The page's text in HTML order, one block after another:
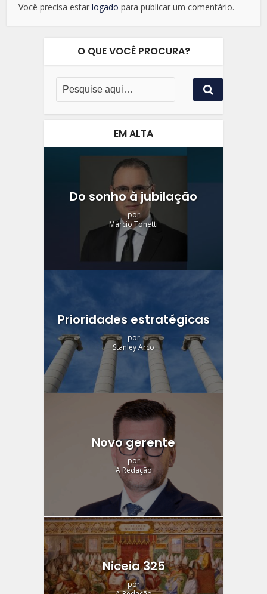
Você precisa estarlogado para publicar um comentário.
O QUE VOCÊ PROCURA?
EM ALTA
Do sonho à jubilação
por
Márcio Tonetti
Prioridades estratégicas
por
Stanley Arco
Novo gerente
por
A Redação
Niceia 325
por